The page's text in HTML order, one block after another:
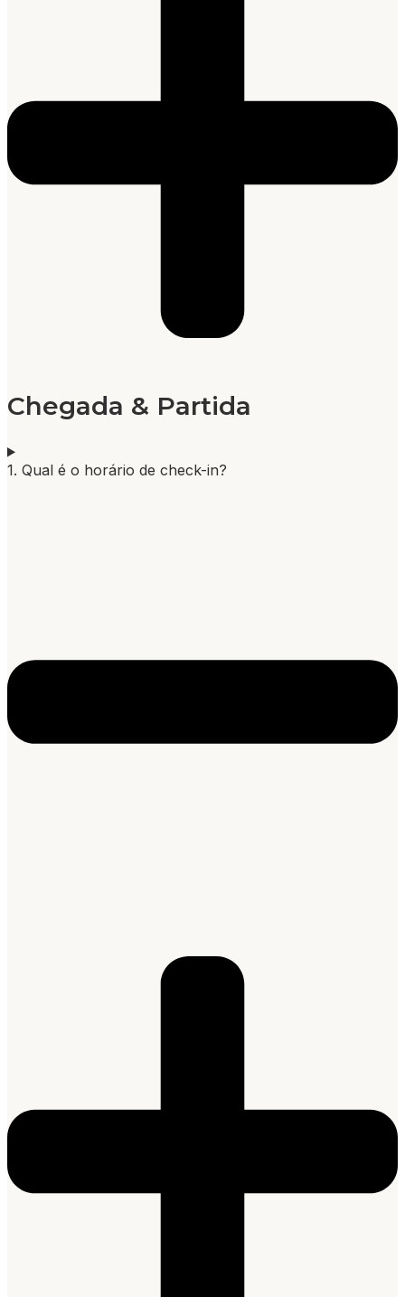
Chegada & Partida
1. Qual é o horário de check-in?